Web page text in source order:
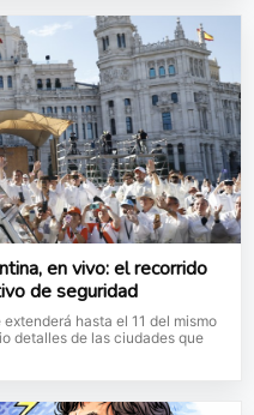
en vivo: el recorrido
de seguridad
hasta el 11 del mismo
detalles de las ciudades que